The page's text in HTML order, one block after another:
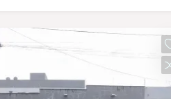
valorização.